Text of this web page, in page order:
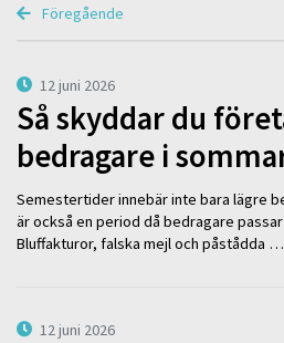
Föregående
12 juni 2026
Så skyddar du
bedragare i
Semestertider innebär inte bara lägre
är också en period då bedragare
Bluffakturor, falska mejl och påstådda …
12 juni 2026